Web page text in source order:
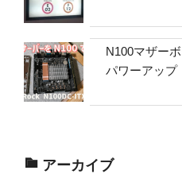
N100マザー
パワーアップ
アーカイブ